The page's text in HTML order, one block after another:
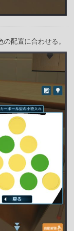
配置に合わせる。